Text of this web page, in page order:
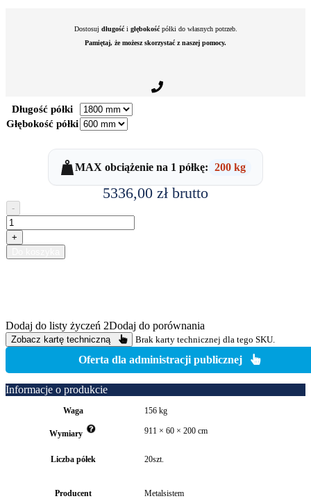
Dostosuj długośći głębokośćpółki do własnych potrzeb.
Pamiętaj, że możesz skorzystać z naszej pomocy.
Długość półki
Głębokość półki
MAX obciążenie na 1 półkę: 200 kg
5336,00 zł brutto
-
ilość
Regał
metalowy
20
+
Dodaj do listy życzeń 2Dodaj do porównania
Zobacz kartę techniczną Brak karty technicznej dla tego SKU.
Oferta dla administracji publicznej
Informacje o produkcie
Waga 156 kg
Wymiary 911 × 60 × 200 cm
Liczba półek 20szt.
Producent Metalsistem